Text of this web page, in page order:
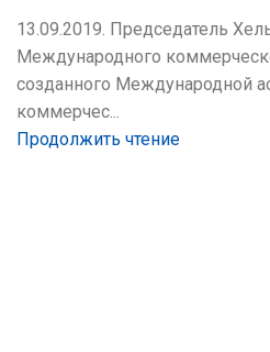
13.09.2019. Председатель
Международного
созданного Международной
коммерчес...
Продолжить чтение